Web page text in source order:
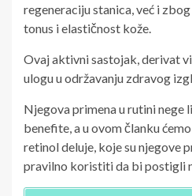
regeneraciju stanica, već i
tonus i elastičnost kože.
Ovaj aktivni sastojak, derivat
ulogu u održavanju zdravog
Njegova primena u rutini nege
benefite, a u ovom članku
retinol deluje, koje su njegove
pravilno koristiti da bi postigli